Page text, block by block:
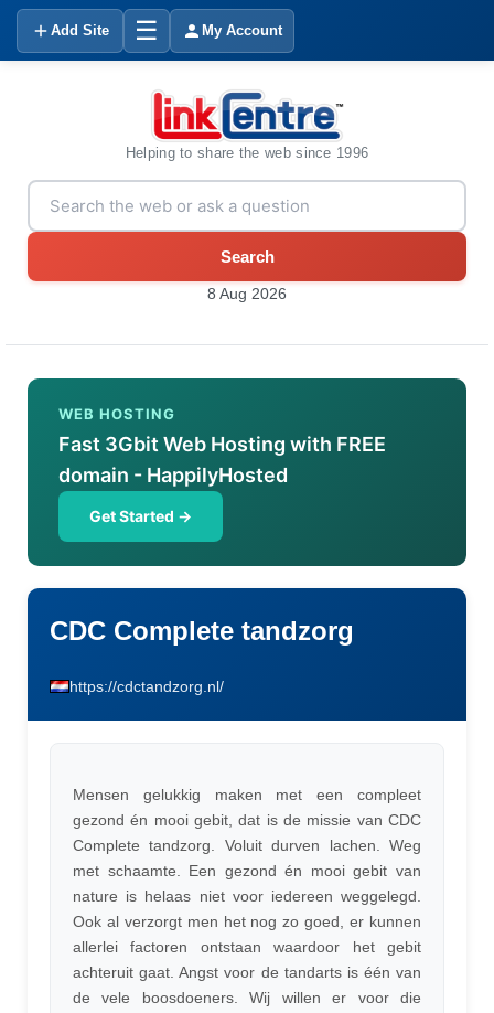
Add Site ☰ My Account
Helping to share the web since 1996
Search
8 Aug 2026
WEB HOSTING
Fast 3Gbit Web Hosting with FREE
domain - HappilyHosted
Get Started →
CDC Complete tandzorg
https://cdctandzorg.nl/
Mensen gelukkig maken met een compleet
gezond én mooi gebit, dat is de missie van CDC
Complete tandzorg. Voluit durven lachen. Weg
met schaamte. Een gezond én mooi gebit van
nature is helaas niet voor iedereen weggelegd.
Ook al verzorgt men het nog zo goed, er kunnen
allerlei factoren ontstaan waardoor het gebit
achteruit gaat. Angst voor de tandarts is één van
de vele boosdoeners. Wij willen er voor die